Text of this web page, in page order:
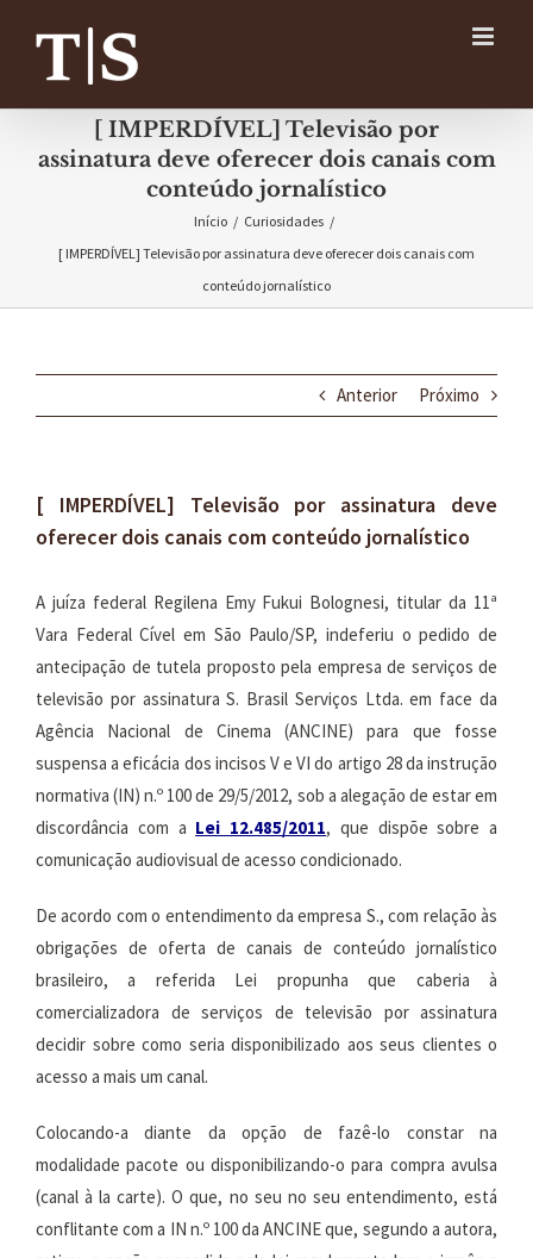
conteúdo
[ IMPERDÍVEL] Televisão por
assinatura deve oferecer dois canais com
conteúdo jornalístico
Início / Curiosidades /
[ IMPERDÍVEL] Televisão por assinatura deve oferecer dois canais com
conteúdo jornalístico
Anterior Próximo
[ IMPERDÍVEL] Televisão por assinatura deve
oferecer dois canais com conteúdo jornalístico
A juíza federal Regilena Emy Fukui Bolognesi, titular da 11ª
Vara Federal Cível em São Paulo/SP, indeferiu o pedido de
antecipação de tutela proposto pela empresa de serviços de
televisão por assinatura S. Brasil Serviços Ltda. em face da
Agência Nacional de Cinema (ANCINE) para que fosse
suspensa a eficácia dos incisos V e VI do artigo 28 da instrução
normativa (IN) n.º 100 de 29/5/2012, sob a alegação de estar em
discordância com a Lei 12.485/2011, que dispõe sobre a
comunicação audiovisual de acesso condicionado.
De acordo com o entendimento da empresa S., com relação às
obrigações de oferta de canais de conteúdo jornalístico
brasileiro, a referida Lei propunha que caberia à
comercializadora de serviços de televisão por assinatura
decidir sobre como seria disponibilizado aos seus clientes o
acesso a mais um canal.
Colocando-a diante da opção de fazê-lo constar na
modalidade pacote ou disponibilizando-o para compra avulsa
(canal à la carte). O que, no seu no seu entendimento, está
conflitante com a IN n.º 100 da ANCINE que, segundo a autora,